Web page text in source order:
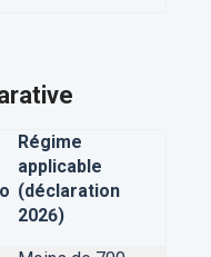
Régime
applicable
(déclaration
2026)